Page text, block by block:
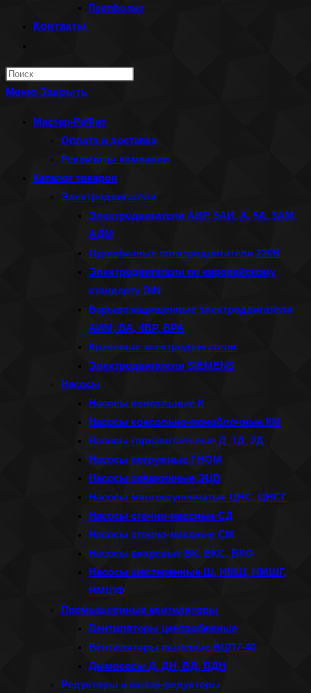
Портфолио
Контакты
поиск
по
сайту
закрыть
панель
Меню Закрыть
Мастер-РеФит
Оплата и доставка
Реквизиты компании
Каталог товаров
Электродвигатели
Электродвигатели АИР, 5АИ, А, 5А, 5АМ,
АДМ
Однофазные электродвигатели 220В
Электродвигатели по европейскому
стандарту DIN
Взрывозащищенные электродвигатели
АИМ, ВА, 4ВР, ВРА
Крановые электродвигатели
Электродвигатели SIEMENS
Насосы
Насосы консольные К
Насосы консольно-моноблочные КМ
Насосы горизонтальные Д, 1Д, 2Д
Насосы погружные ГНОМ
Насосы скважинные ЭЦВ
Насосы многоступенчатые ЦНС, ЦНСГ
Насосы сточно-массные СД
Насосы сточно-массные СМ
Насосы вихревые ВК, ВКС, ВКО
Насосы шестеренные Ш, НМШ, НМШГ,
НМШФ
Промышленные вентиляторы
Вентиляторы центробежные
Вентиляторы пылевые ВЦП7-40
Дымососы Д, ДН, ВД, ВДН
Редукторы и мотор-редукторы